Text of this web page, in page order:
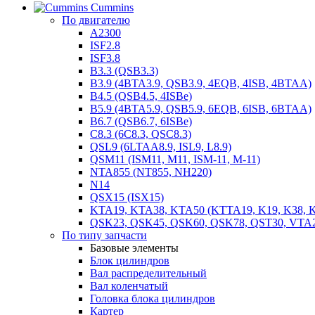
Cummins
По двигателю
A2300
ISF2.8
ISF3.8
B3.3 (QSB3.3)
B3.9 (4BTA3.9, QSB3.9, 4EQB, 4ISB, 4BTAA)
B4.5 (QSB4.5, 4ISBe)
B5.9 (4BTA5.9, QSB5.9, 6EQB, 6ISB, 6BTAA)
B6.7 (QSB6.7, 6ISBe)
C8.3 (6C8.3, QSC8.3)
QSL9 (6LTAA8.9, ISL9, L8.9)
QSM11 (ISM11, M11, ISM-11, M-11)
NTA855 (NT855, NH220)
N14
QSX15 (ISX15)
KTA19, KTA38, KTA50 (KTTA19, K19, K38,
QSK23, QSK45, QSK60, QSK78, QST30,
По типу запчасти
Базовые элементы
Блок цилиндров
Вал распределительный
Вал коленчатый
Головка блока цилиндров
Картер